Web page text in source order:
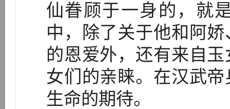
仙眷顾于一身的，就
中，除了关于他和阿
的恩爱外，还有来自
女们的亲睐。在汉武
生命的期待。